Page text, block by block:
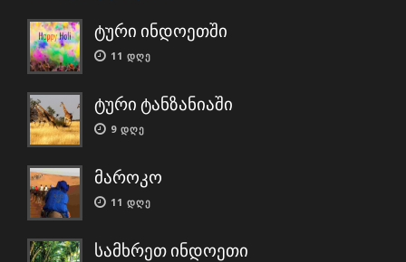
ტური ინდოეთში
11 ᲓᲦᲔ
ტური ტანზანიაში
9 ᲓᲦᲔ
მაროკო
11 ᲓᲦᲔ
სამხრეთ ინდოეთი